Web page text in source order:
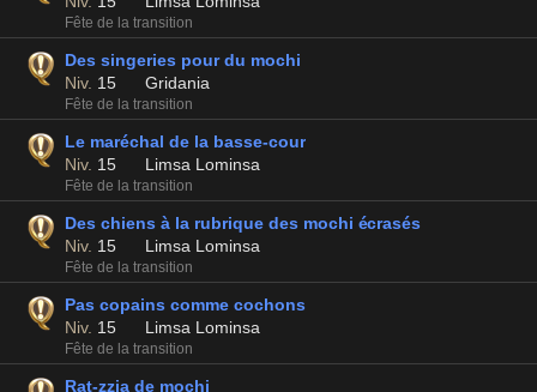
Fête de la transition
Des singeries pour du mochi
Niv. 15 Gridania
Fête de la transition
Le maréchal de la basse-cour
Niv. 15 Limsa Lominsa
Fête de la transition
Des chiens à la rubrique des mochi écrasés
Niv. 15 Limsa Lominsa
Fête de la transition
Pas copains comme cochons
Niv. 15 Limsa Lominsa
Fête de la transition
Rat-zzia de mochi